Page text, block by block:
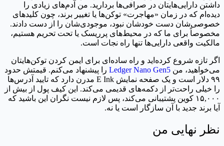
داشتن دارایی‌هایتان در صرافی‌ها بردارید. من آدم‌های زیادی را
دیده‌ام که در زمان «مهاجرت» توکن‌ها یا تغییر برند، چون کلیدهای
خصوصی‌شان دست خودشان نبود، موجودی‌شان را از دست دادند.
مخصوصاً برای ما که در محیط‌های پرریسک یا تحت تحریم هستیم،
مالکیت واقعی دارایی‌ها تنها راه نجات است.
اگر تازه شروع کرده‌اید و راه ساده‌ای برای ایمن کردن توکن‌هایتان
می‌خواهید، من Ledger Nano Gen5 را پیشنهاد می‌کنم. قیمتش حدود
۹۹ دلار است و یک صفحه نمایش E Ink مدرن دارد که تایید آدرس‌ها
را خیلی راحت‌تر از دکمه‌های قدیمی می‌کند. این کیف پول از بیش از
۱۵,۰۰۰ کوین پشتیبانی می‌کند، پس لازم نیست نگران این باشید که
آیا برند جدید با آن سازگار است یا نه.
نظر نهایی من